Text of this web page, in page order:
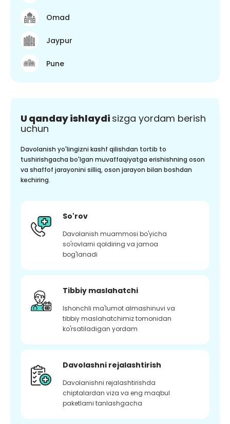
Omad
Jaypur
Pune
U qanday ishlaydi sizga yordam berish
uchun
Davolanish yo'lingizni kashf qilishdan tortib to
tushirishgacha bo'lgan muvaffaqiyatga erishishning oson
va shaffof jarayonini silliq, oson jarayon bilan boshdan
kechiring.
So'rov
Davolanish muammosi bo'yicha
so'rovlarni qoldiring va jamoa
bog'lanadi
Tibbiy maslahatchi
Ishonchli ma'lumot almashinuvi va
tibbiy maslahatchimiz tomonidan
ko'rsatiladigan yordam
Davolashni rejalashtirish
Davolanishni rejalashtirishda
chiptalardan viza va eng maqbul
paketlarni tanlashgacha